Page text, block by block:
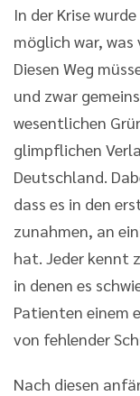
In der Krise
möglich war,
Diesen Weg
und zwar
wesentlichen
glimpflichen
Deutschland.
dass es in den
zunahmen, an
hat. Jeder kennt
in denen es
Patienten einem
von fehlender
Nach diesen